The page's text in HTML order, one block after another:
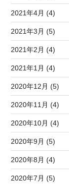
2021年4月 (4)
2021年3月 (5)
2021年2月 (4)
2021年1月 (4)
2020年12月 (5)
2020年11月 (4)
2020年10月 (4)
2020年9月 (5)
2020年8月 (4)
2020年7月 (5)